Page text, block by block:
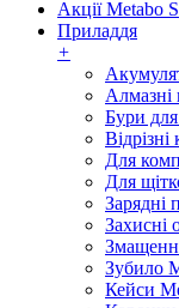
Акції Metabo
Приладдя
+
Алмазні
Бури
Для
Для
Зарядні
Захисні
Зубило
Кейси